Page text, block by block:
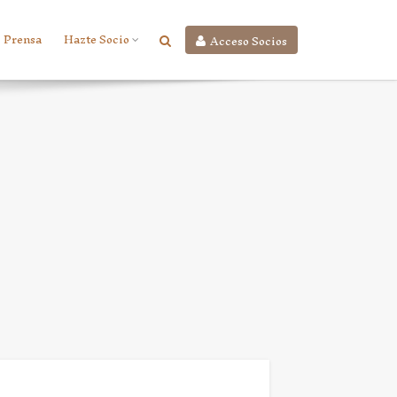
Acceso Socios
Prensa Hazte Socio